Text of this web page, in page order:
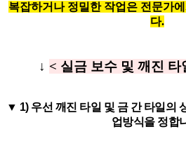
복잡하거나 정밀한 작업은 전문가
다.
↓ < 실금 보수 및 깨진 타
▼ 1) 우선 깨진 타일 및 금 간 타일의
업방식을 정합